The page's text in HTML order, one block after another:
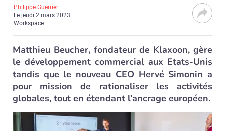
Philippe Guerrier
Lejeudi 2 mars 2023
Workspace
Matthieu Beucher, fondateur de Klaxoon, gère
le développement commercial aux Etats-Unis
tandis que le nouveau CEO Hervé Simonin a
pour mission de rationaliser les activités
globales, tout en étendant l’ancrage européen.